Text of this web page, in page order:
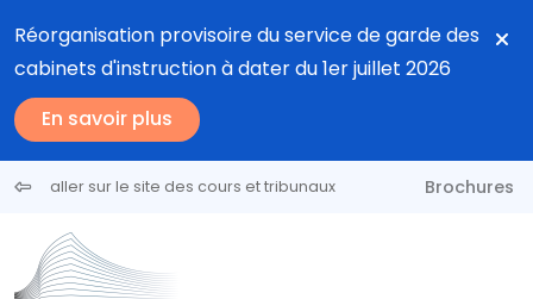
Réorganisation provisoire du service de garde des
cabinets d'instruction à dater du 1er juillet 2026
En savoir plus
aller sur le site des cours et tribunaux Brochures